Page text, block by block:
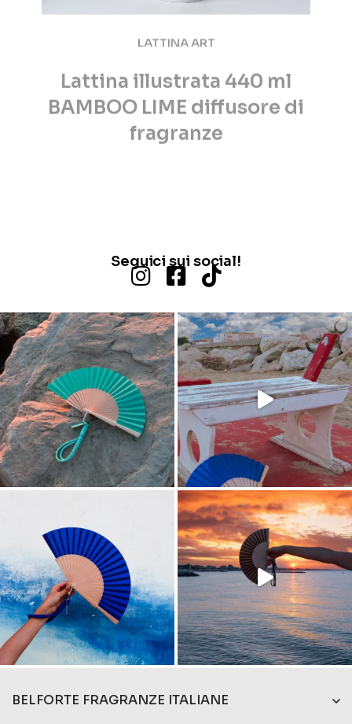
BAMBOO LIME diffusore di
fragranze
Seguici sui social!
BELFORTE FRAGRANZE ITALIANE